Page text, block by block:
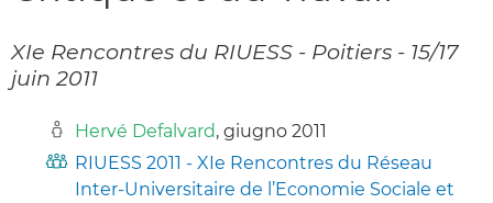
XIe Rencontres du RIUESS - Poitiers - 15/17
juin 2011
Hervé Defalvard, giugno 2011
RIUESS 2011 - XIe Rencontres du Réseau
Inter-Universitaire de l’Economie Sociale et